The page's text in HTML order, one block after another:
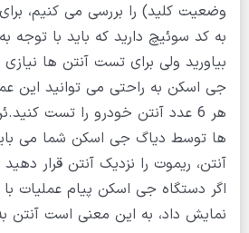
وضعیت کلید) را بررسی می کنیم،
به کد سوئیچ دارید که باید با
بیاورید ولی برای تست آنتن ها
جی اسکن به راحتی می توانید این
هر 6 عدد آنتن خودرو را تست
ها توسط دیاگ جی اسکن شما می
اگر دستگاه جی اسکن پیام عملیات
نمایش داد، به این معنی است آنتن